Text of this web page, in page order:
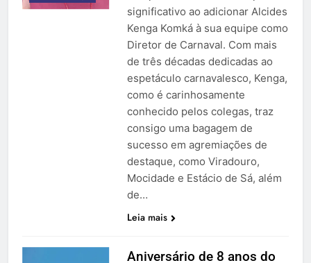
significativo ao adicionar Alcides
Kenga Komká à sua equipe como
Diretor de Carnaval. Com mais
de três décadas dedicadas ao
espetáculo carnavalesco, Kenga,
como é carinhosamente
conhecido pelos colegas, traz
consigo uma bagagem de
sucesso em agremiações de
destaque, como Viradouro,
Mocidade e Estácio de Sá, além
de…
Leia mais
Aniversário de 8 anos do